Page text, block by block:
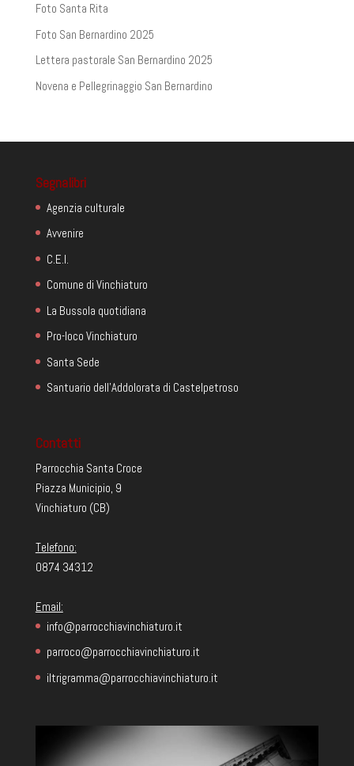
Foto Santa Rita
Foto San Bernardino 2025
Lettera pastorale San Bernardino 2025
Novena e Pellegrinaggio San Bernardino
Segnalibri
Agenzia culturale
Avvenire
C.E.I.
Comune di Vinchiaturo
La Bussola quotidiana
Pro-loco Vinchiaturo
Santa Sede
Santuario dell'Addolorata di Castelpetroso
Contatti
Parrocchia Santa Croce
Piazza Municipio, 9
Vinchiaturo (CB)
Telefono:
0874 34312
Email:
info@parrocchiavinchiaturo.it
parroco@parrocchiavinchiaturo.it
iltrigramma@parrocchiavinchiaturo.it